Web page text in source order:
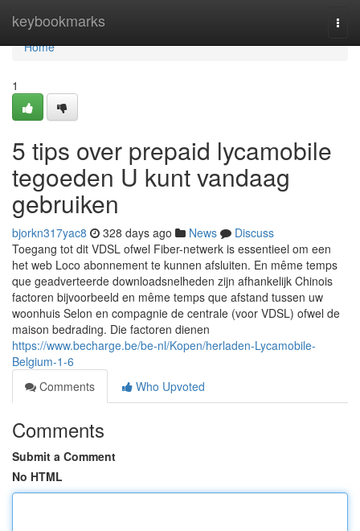
keybookmarks
Home
Home
1
5 tips over prepaid lycamobile
tegoeden U kunt vandaag
gebruiken
bjorkn317yac8 328 days ago News
Discuss
Toegang tot dit VDSL ofwel Fiber-netwerk is essentieel om een
het web Loco abonnement te kunnen afsluiten. En même temps
que geadverteerde downloadsnelheden zijn afhankelijk Chinois
factoren bijvoorbeeld en même temps que afstand tussen uw
woonhuis Selon en compagnie de centrale (voor VDSL) ofwel de
maison bedrading. Die factoren dienen
https://www.becharge.be/be-nl/Kopen/herladen-Lycamobile-
Belgium-1-6
Comments
Who Upvoted
Comments
Submit a Comment
No HTML